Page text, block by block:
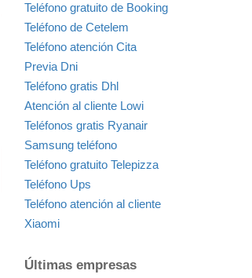
Teléfono gratuito de Booking
Teléfono de Cetelem
Teléfono atención Cita
Previa Dni
Teléfono gratis Dhl
Atención al cliente Lowi
Teléfonos gratis Ryanair
Samsung teléfono
Teléfono gratuito Telepizza
Teléfono Ups
Teléfono atención al cliente
Xiaomi
Últimas empresas